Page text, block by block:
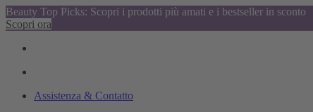
Beauty Top Picks: Scopri i prodotti più amati e i bestseller in sconto
Scopri ora
Assistenza & Contatto